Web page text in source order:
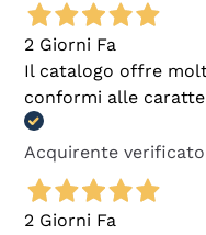
2 Giorni Fa
Il catalogo offre
conformi alle
Acquirente verificato
2 Giorni Fa